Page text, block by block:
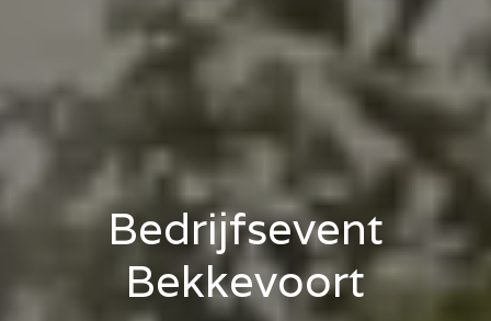
Bedrijfsevent
Bekkevoort